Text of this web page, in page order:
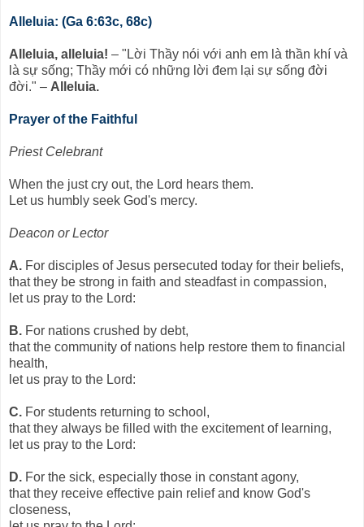
Alleluia: (Ga 6:63c, 68c)
Alleluia, alleluia! – "Lời Thầy nói với anh em là thần khí và
là sự sống; Thầy mới có những lời đem lại sự sống đời
đời." – Alleluia.
Prayer of the Faithful
Priest Celebrant
When the just cry out, the Lord hears them.
Let us humbly seek God's mercy.
Deacon or Lector
A. For disciples of Jesus persecuted today for their beliefs,
that they be strong in faith and steadfast in compassion,
let us pray to the Lord:
B. For nations crushed by debt,
that the community of nations help restore them to financial
health,
let us pray to the Lord:
C. For students returning to school,
that they always be filled with the excitement of learning,
let us pray to the Lord:
D. For the sick, especially those in constant agony,
that they receive effective pain relief and know God's
closeness,